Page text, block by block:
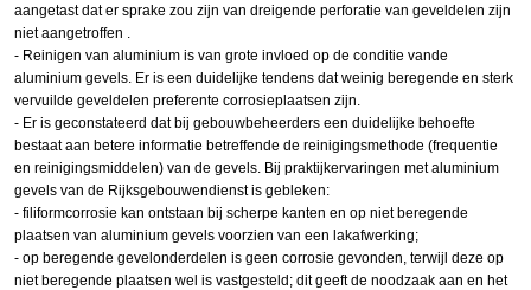
aangetast dat er sprake zou zijn van dreigende perforatie van geveldelen zijn
niet aangetroffen .
- Reinigen van aluminium is van grote invloed op de conditie vande
aluminium gevels. Er is een duidelijke tendens dat weinig beregende en sterk
vervuilde geveldelen preferente corrosieplaatsen zijn.
- Er is geconstateerd dat bij gebouwbeheerders een duidelijke behoefte
bestaat aan betere informatie betreffende de reinigingsmethode (frequentie
en reinigingsmiddelen) van de gevels. Bij praktijkervaringen met aluminium
gevels van de Rijksgebouwendienst is gebleken:
- filiformcorrosie kan ontstaan bij scherpe kanten en op niet beregende
plaatsen van aluminium gevels voorzien van een lakafwerking;
- op beregende gevelonderdelen is geen corrosie gevonden, terwijl deze op
niet beregende plaatsen wel is vastgesteld; dit geeft de noodzaak aan en het